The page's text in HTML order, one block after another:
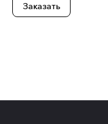
Заказать